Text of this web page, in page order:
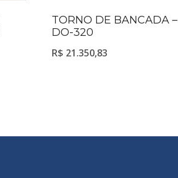
TORNO DE BANCADA –
DO-320
R$ 21.350,83